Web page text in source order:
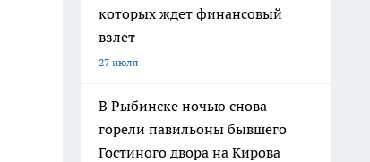
которых ждет финансовый
взлет
27 июля
В Рыбинске ночью снова
горели павильоны бывшего
Гостиного двора на Кирова